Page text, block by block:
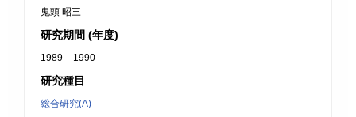
鬼頭 昭三
研究期間 (年度)
1989 – 1990
研究種目
総合研究(A)